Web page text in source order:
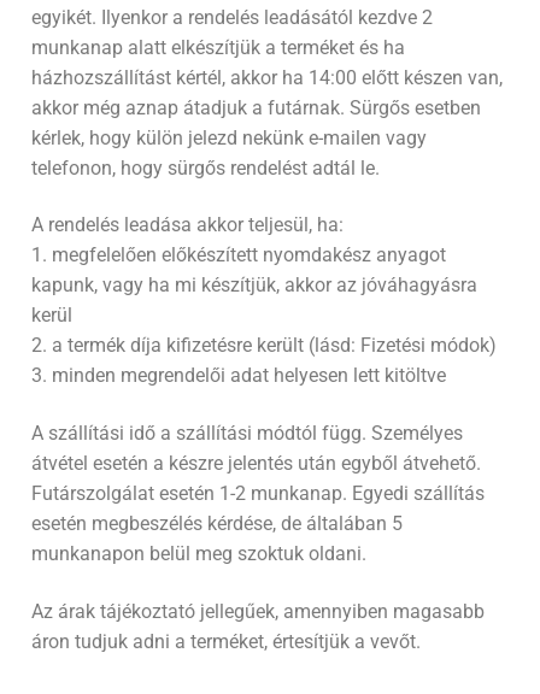
egyikét. Ilyenkor a rendelés leadásától kezdve 2
munkanap alatt elkészítjük a terméket és ha
házhozszállítást kértél, akkor ha 14:00 előtt készen van,
akkor még aznap átadjuk a futárnak. Sürgős esetben
kérlek, hogy külön jelezd nekünk e-mailen vagy
telefonon, hogy sürgős rendelést adtál le.
A rendelés leadása akkor teljesül, ha:
1. megfelelően előkészített nyomdakész anyagot
kapunk, vagy ha mi készítjük, akkor az jóváhagyásra
kerül
2. a termék díja kifizetésre került (lásd: Fizetési módok)
3. minden megrendelői adat helyesen lett kitöltve
A szállítási idő a szállítási módtól függ. Személyes
átvétel esetén a készre jelentés után egyből átvehető.
Futárszolgálat esetén 1-2 munkanap. Egyedi szállítás
esetén megbeszélés kérdése, de általában 5
munkanapon belül meg szoktuk oldani.
Az árak tájékoztató jellegűek, amennyiben magasabb
áron tudjuk adni a terméket, értesítjük a vevőt.